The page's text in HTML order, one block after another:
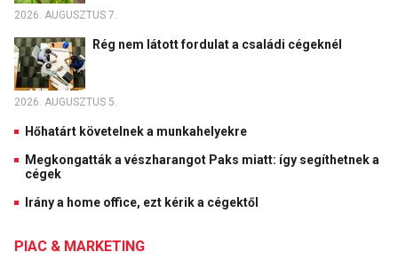
2026. AUGUSZTUS 7.
Rég nem látott fordulat a családi cégeknél
2026. AUGUSZTUS 5.
Hőhatárt követelnek a munkahelyekre
Megkongatták a vészharangot Paks miatt: így segíthetnek a
cégek
Irány a home office, ezt kérik a cégektől
PIAC & MARKETING